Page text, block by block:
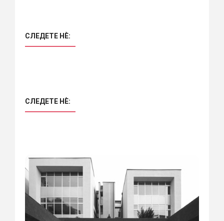
СЛЕДЕТЕ НÈ:
СЛЕДЕТЕ НÈ: